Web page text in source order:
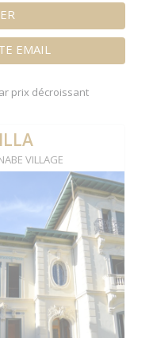
EMAIL
prix décroissant
VILLAGE